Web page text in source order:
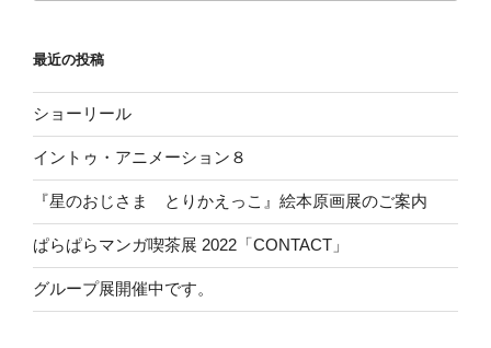
最近の投稿
ショーリール
イントゥ・アニメーション８
『星のおじさま とりかえっこ』絵本原画展のご案内
ぱらぱらマンガ喫茶展 2022「CONTACT」
グループ展開催中です。